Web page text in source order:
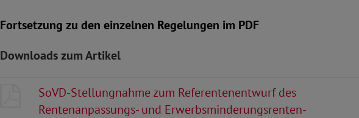
Fortsetzung zu den einzelnen Regelungen im PDF
Downloads zum Artikel
SoVD-Stellungnahme zum Referentenentwurf des
Rentenanpassungs- und Erwerbsminderungsrenten-